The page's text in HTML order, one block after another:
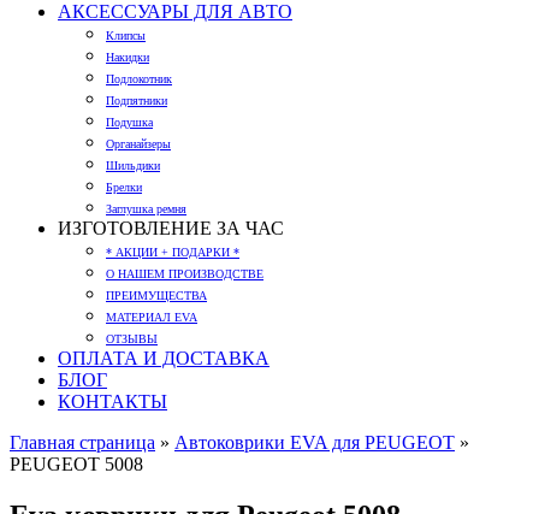
АКСЕССУАРЫ ДЛЯ АВТО
Клипсы
Накидки
Подлокотник
Подпятники
Подушка
Органайзеры
Шильдики
Брелки
Заглушка ремня
ИЗГОТОВЛЕНИЕ ЗА ЧАС
* АКЦИИ + ПОДАРКИ *
О НАШЕМ ПРОИЗВОДСТВЕ
ПРЕИМУЩЕСТВА
МАТЕРИАЛ EVA
ОТЗЫВЫ
ОПЛАТА И ДОСТАВКА
БЛОГ
КОНТАКТЫ
Главная страница » Автоковрики EVA для PEUGEOT »
PEUGEOT 5008